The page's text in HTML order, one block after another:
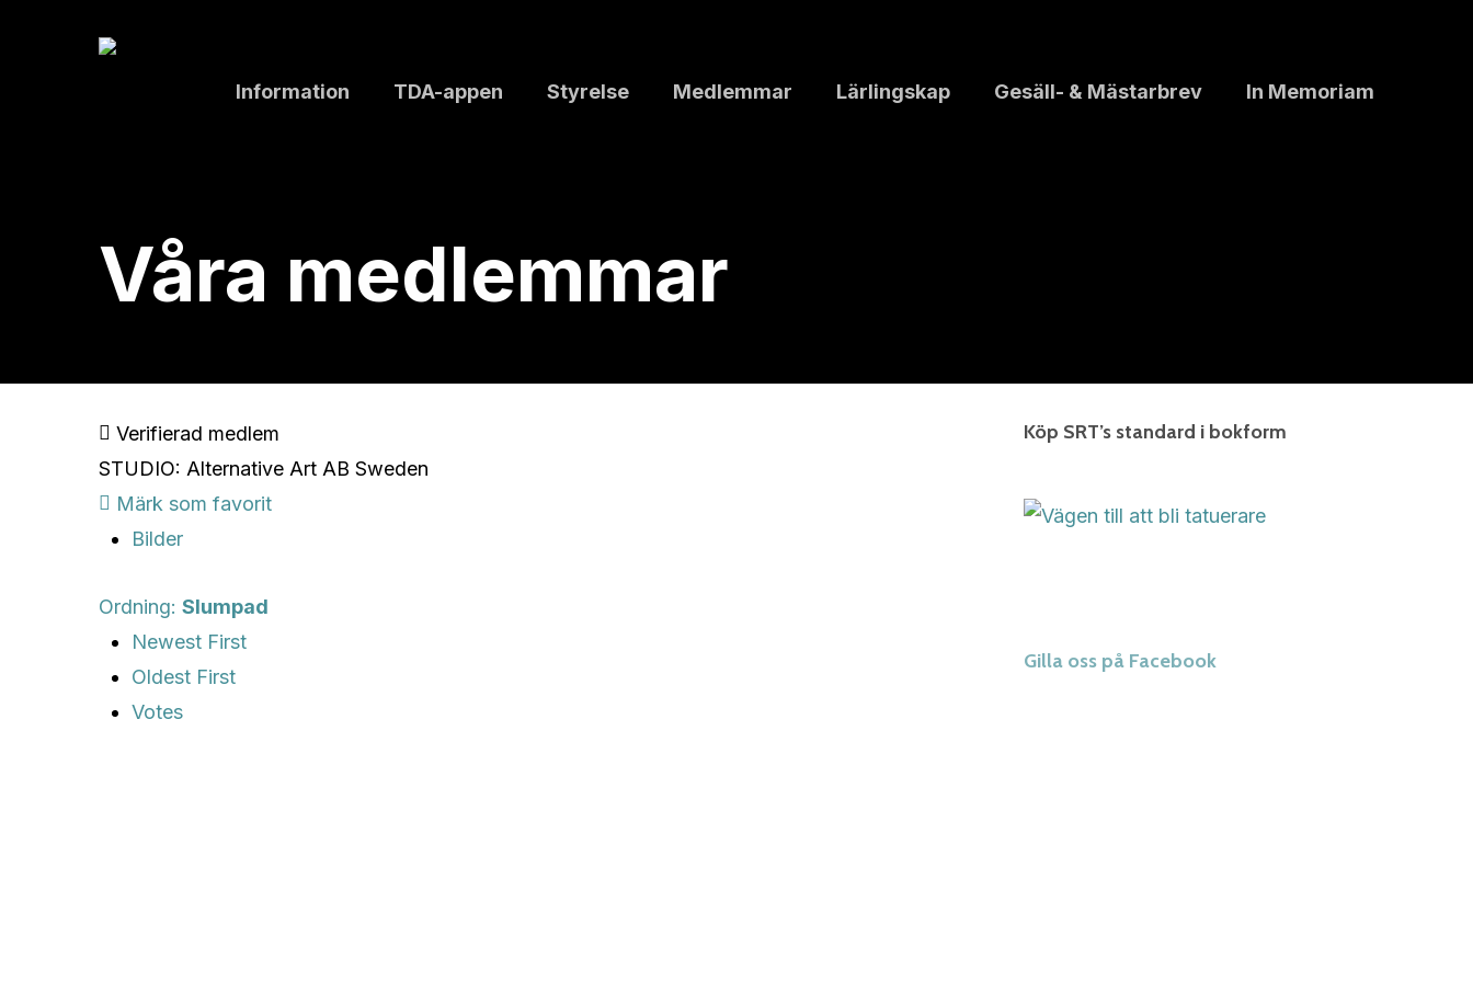
Information TDA-appen Styrelse Medlemmar Lärlingskap Gesäll- & Mästarbrev In Memoriam
Våra medlemmar
Verifierad medlem
STUDIO: Alternative Art AB Sweden
Märk som favorit
Bilder
Ordning: Slumpad
Newest First
Oldest First
Votes
Köp SRT’s standard i bokform
Gilla oss på Facebook